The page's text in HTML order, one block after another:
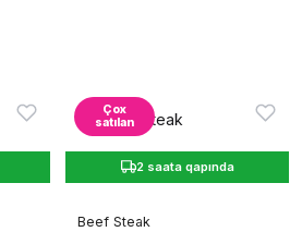
Çox
satılan
2 saata qapında
Beef Steak